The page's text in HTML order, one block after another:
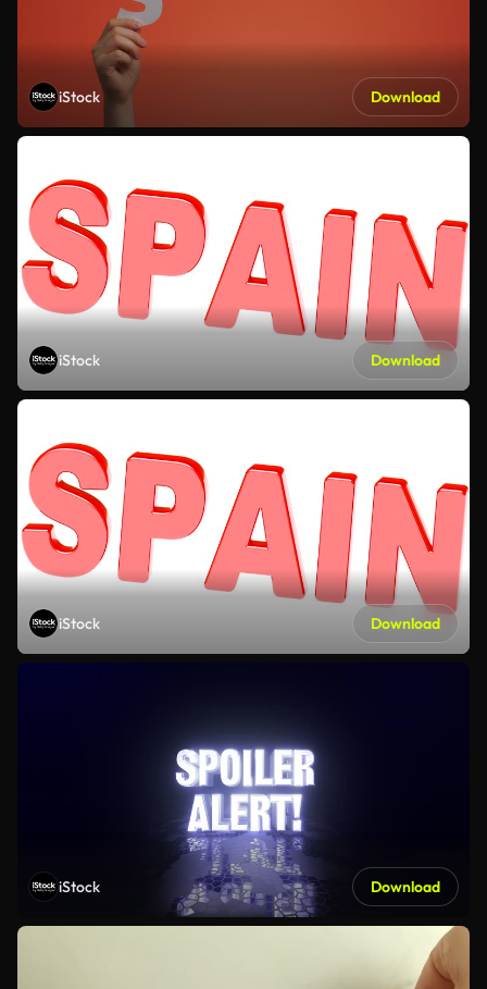
iStock Download
iStock Download
iStock Download
iStock Download